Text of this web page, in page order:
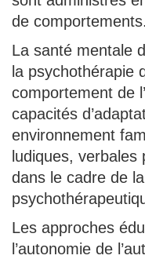
de comportements.
La santé mentale
la psychothérapie
comportement de
capacités
environnement
ludiques,
dans le cadre de
Les approches
l’autonomie de